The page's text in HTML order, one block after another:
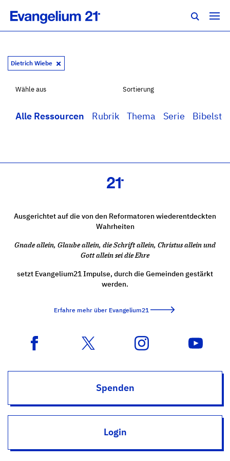
Dietrich Wiebe
Wähle aus
Alle Ressourcen Rubrik Thema Serie
Sortierung
Ausgerichtet auf die von den Reformatoren wiederentdeckten
Wahrheiten
Gnade allein, Glaube allein, die Schrift allein, Christus allein und
Gott allein sei die Ehre
setzt Evangelium21 Impulse, durch die Gemeinden gestärkt
werden.
Erfahre mehr über Evangelium21
Spenden
Login